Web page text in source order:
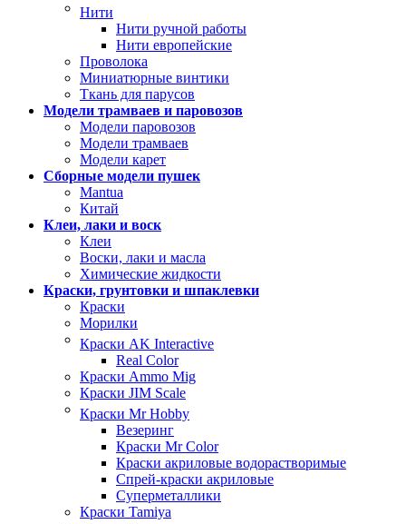
Нити
Нити ручной работы
Нити европейские
Проволока
Миниатюрные винтики
Ткань для парусов
Модели трамваев и паровозов
Модели паровозов
Модели трамваев
Модели карет
Сборные модели пушек
Mantua
Китай
Клеи, лаки и воск
Клеи
Воски, лаки и масла
Химические жидкости
Краски, грунтовки и шпаклевки
Краски
Морилки
Краски AK Interactive
Real Color
Краски Ammo Mig
Краски JIM Scale
Краски Mr Hobby
Везеринг
Краски Mr Color
Краски акриловые водорастворимые
Спрей-краски акриловые
Суперметаллики
Краски Tamiya